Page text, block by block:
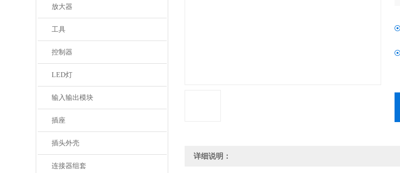
放大器
工具
控制器
LED灯
输入输出模块
插座
插头外壳
连接器组套
详细说明：